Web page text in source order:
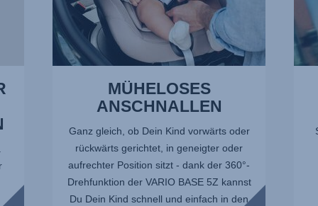
MÜHELOSES
ANSCHNALLEN
Ganz gleich, ob Dein Kind vorwärts oder
rückwärts gerichtet, in geneigter oder
aufrechter Position sitzt - dank der 360°-
Drehfunktion der VARIO BASE 5Z kannst
Du Dein Kind schnell und einfach in den